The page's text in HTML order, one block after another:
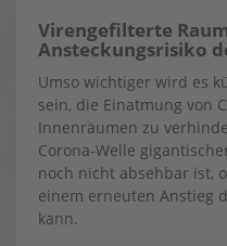
Virengefilterte
Ansteckungsrisiko
Umso wichtiger wird es
sein, die Einatmung von
Innenräumen zu
Corona-Welle
noch nicht absehbar ist,
einem erneuten Anstieg
kann.